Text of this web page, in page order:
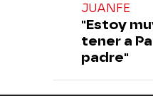
JUANFE
"Estoy
tener a
padre"